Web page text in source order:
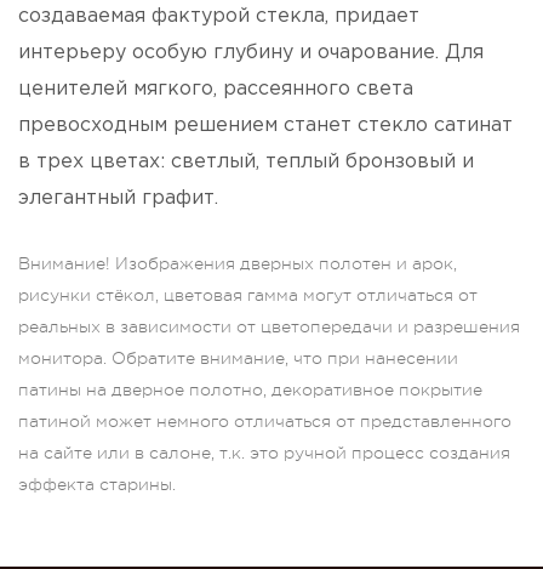
создаваемая фактурой стекла, придает
интерьеру особую глубину и очарование. Для
ценителей мягкого, рассеянного света
превосходным решением станет стекло сатинат
в трех цветах: светлый, теплый бронзовый и
элегантный графит.
Внимание! Изображения дверных полотен и арок,
рисунки стёкол, цветовая гамма могут отличаться от
реальных в зависимости от цветопередачи и разрешения
монитора. Обратите внимание, что при нанесении
патины на дверное полотно, декоративное покрытие
патиной может немного отличаться от представленного
на сайте или в салоне, т.к. это ручной процесс создания
эффекта старины.